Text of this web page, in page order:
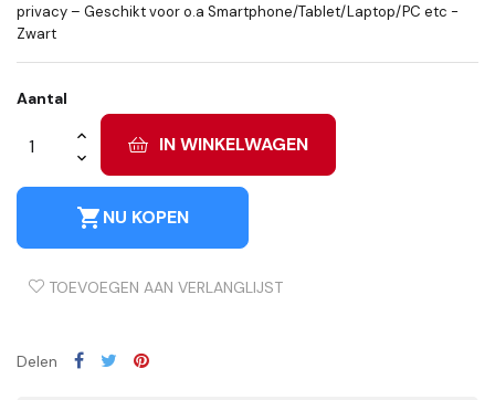
privacy – Geschikt voor o.a Smartphone/Tablet/Laptop/PC etc -
Zwart
Aantal
IN WINKELWAGEN
shopping_cartNU KOPEN
TOEVOEGEN AAN VERLANGLIJST
Delen